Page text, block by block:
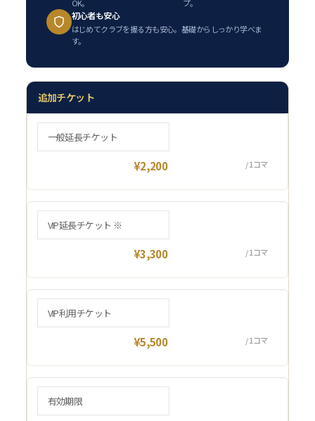
OK。 プ。
初心者も安心
はじめてクラブを握る方も安心。基礎からしっかり学べま
す。
追加チケット
一般延長チケット
¥2,200 / 1コマ
VIP延長チケット ※
¥3,300 / 1コマ
VIP利用チケット
¥5,500 / 1コマ
有効期限